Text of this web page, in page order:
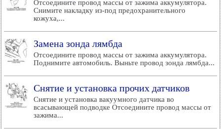
Отсоедините провод массы от зажима аккумулятора.
Снимите накладку из-под предохранительного
кожуха,...
Замена зонда лямбда
Отсоедините провод массы от зажима аккумулятора.
Поднимите автомобиль. Выньте провод зонда лямбда...
Снятие и установка прочих датчиков
Снятие и установка вакуумного датчика во
всасывающей подводке Отсоедините провод массы от
зажима...